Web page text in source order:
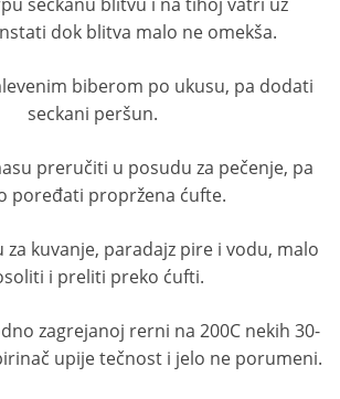
dok blitva malo ne omekša.
biberom po ukusu, pa dodati
seckani peršun.
preručiti u posudu za pečenje, pa
poređati propržena ćufte.
za kuvanje, paradajz pire i vodu, malo
i preliti preko ćufti.
zagrejanoj rerni na 200C nekih 30-
upije tečnost i jelo ne porumeni.